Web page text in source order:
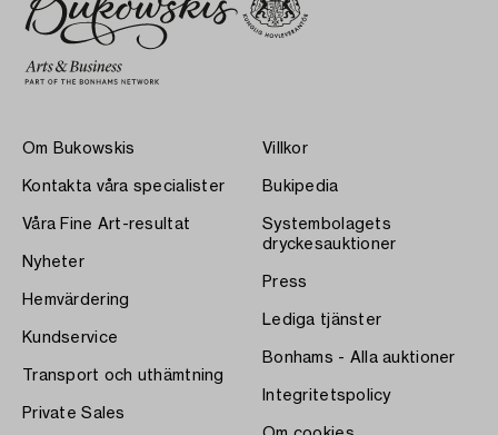
Om Bukowskis
Kontakta våra specialister
Våra Fine Art-resultat
Nyheter
Hemvärdering
Kundservice
Transport och uthämtning
Private Sales
Villkor
Bukipedia
Systembolagets
dryckesauktioner
Press
Lediga tjänster
Bonhams - Alla auktioner
Integritetspolicy